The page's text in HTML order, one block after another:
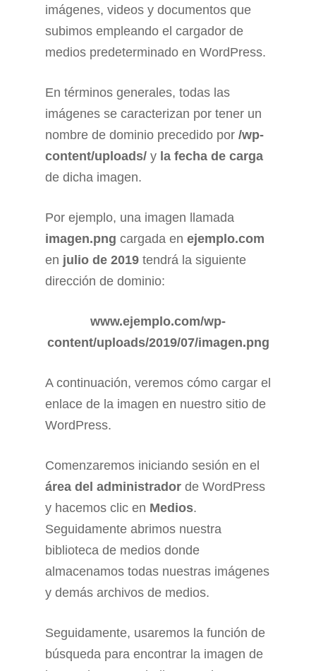
imágenes, videos y documentos que
subimos empleando el cargador de
medios predeterminado en WordPress.
En términos generales, todas las
imágenes se caracterizan por tener un
nombre de dominio precedido por /wp-
content/uploads/ y la fecha de carga
de dicha imagen.
Por ejemplo, una imagen llamada
imagen.png cargada en ejemplo.com
en julio de 2019 tendrá la siguiente
dirección de dominio:
www.ejemplo.com/wp-
content/uploads/2019/07/imagen.png
A continuación, veremos cómo cargar el
enlace de la imagen en nuestro sitio de
WordPress.
Comenzaremos iniciando sesión en el
área del administrador de WordPress
y hacemos clic en Medios.
Seguidamente abrimos nuestra
biblioteca de medios donde
almacenamos todas nuestras imágenes
y demás archivos de medios.
Seguidamente, usaremos la función de
búsqueda para encontrar la imagen de